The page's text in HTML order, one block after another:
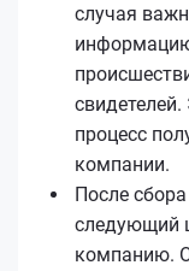
случая
процесс
компании.
После
следующий
компанию.